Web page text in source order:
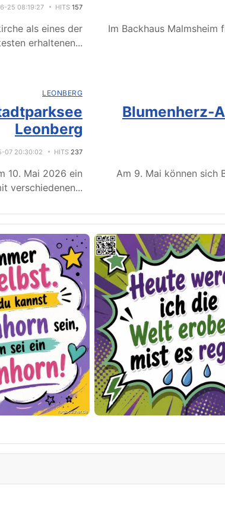
25 08:19:27 HITS 157
als eines der
erhaltenen...
Im Backhaus Malmsheim
LEONBERG
Leonberg
07 20:30:02 HITS 237
10. Mai 2026 ein
verschiedenen...
Blumenherz-
Am 9. Mai können sich